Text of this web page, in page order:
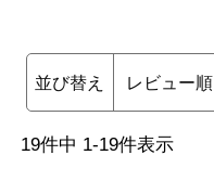
並び替え レビュー順
19件中 1-19件表示